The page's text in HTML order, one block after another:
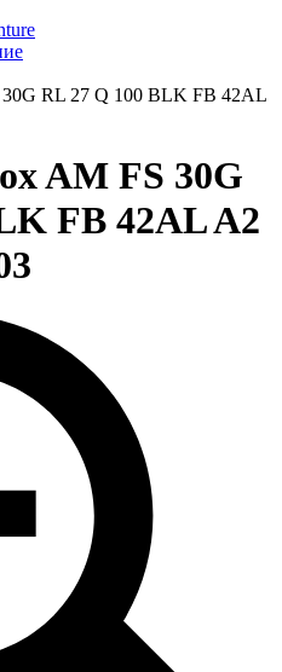
RL 27 Q 100 BLK FB 42AL
AM FS 30G
FB 42AL A2